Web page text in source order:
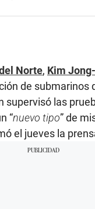
Norte, Kim
de submarinos
supervisó las
“nuevo tipo” de
el jueves la